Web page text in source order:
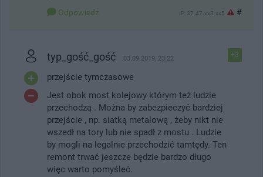
Odpowiedz IP: 37.47.xx3.xx5 #
+3
typ_gość_gość 03.09.2019, 23:22
przejście tymczasowe
Jest obok most kolejowy którym też ludzie
przechodzą . Można by zabezpieczyć bardziej
przejście , np. siatką metalową , żeby nikt nie
wszedł na tory lub nie spadł z mostu . Ludzie
by mogli na legalnie przechodzić tamtędy. Ten
remont trwać jeszcze będzie bardzo długo
więc warto pomyśleć.